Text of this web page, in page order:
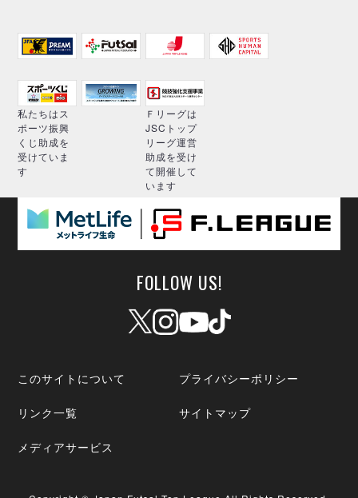
私たちはス
ポーツ振興
くじ助成を
受けていま
す
Ｆリーグは
JSCトップ
リーグ運営
助成を受け
て開催して
います
FOLLOW US!
このサイトについて プライバシーポリシー
リンク一覧 サイトマップ
メディアサービス